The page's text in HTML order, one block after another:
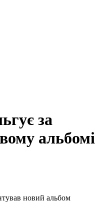
за
альбомі
новий альбом